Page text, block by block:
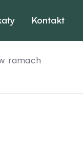
Kontakt
ramach